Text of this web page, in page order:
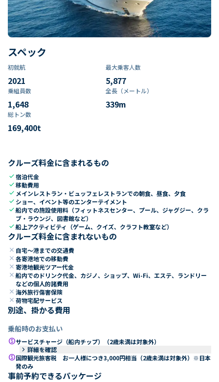
スペック
初就航
2021
最大乗客人数
5,877
乗組員数​
1,648
全長（メートル）
339m
総トン数​
169,400t
クルーズ料金に含まれるもの
check宿泊代金
check移動費用
check メインレストラン・ビュッフェレストランでの朝食、昼食、夕食
check ショー、イベント等のエンターテイメント
check船内での施設使用料（フィットネスセンター、プール、ジャグジー、クラ
ブ・ラウンジ、図書館など）
check船上アクティビティ（ゲーム、クイズ、クラフト教室など）
クルーズ料金に含まれないもの
close 自宅～港までの交通費
close 各寄港地での移動費
close 寄港地観光ツアー代金
close 船内でのドリンク代金、カジノ、ショップ、Wi-Fi、エステ、ランドリー
などの個人的諸費用
close 海外旅行傷害保険
close 荷物宅配サービス
別途、掛かる費用
乗船時のお支払い
paidサービスチャージ（船内チップ）（2歳未満は対象外）
keyboard_arrow_right 詳細を確認
paid国際観光旅客税 お一人様につき3,000円相当（2歳未満は対象外）※日本
発のみ
事前予約できるパッケージ